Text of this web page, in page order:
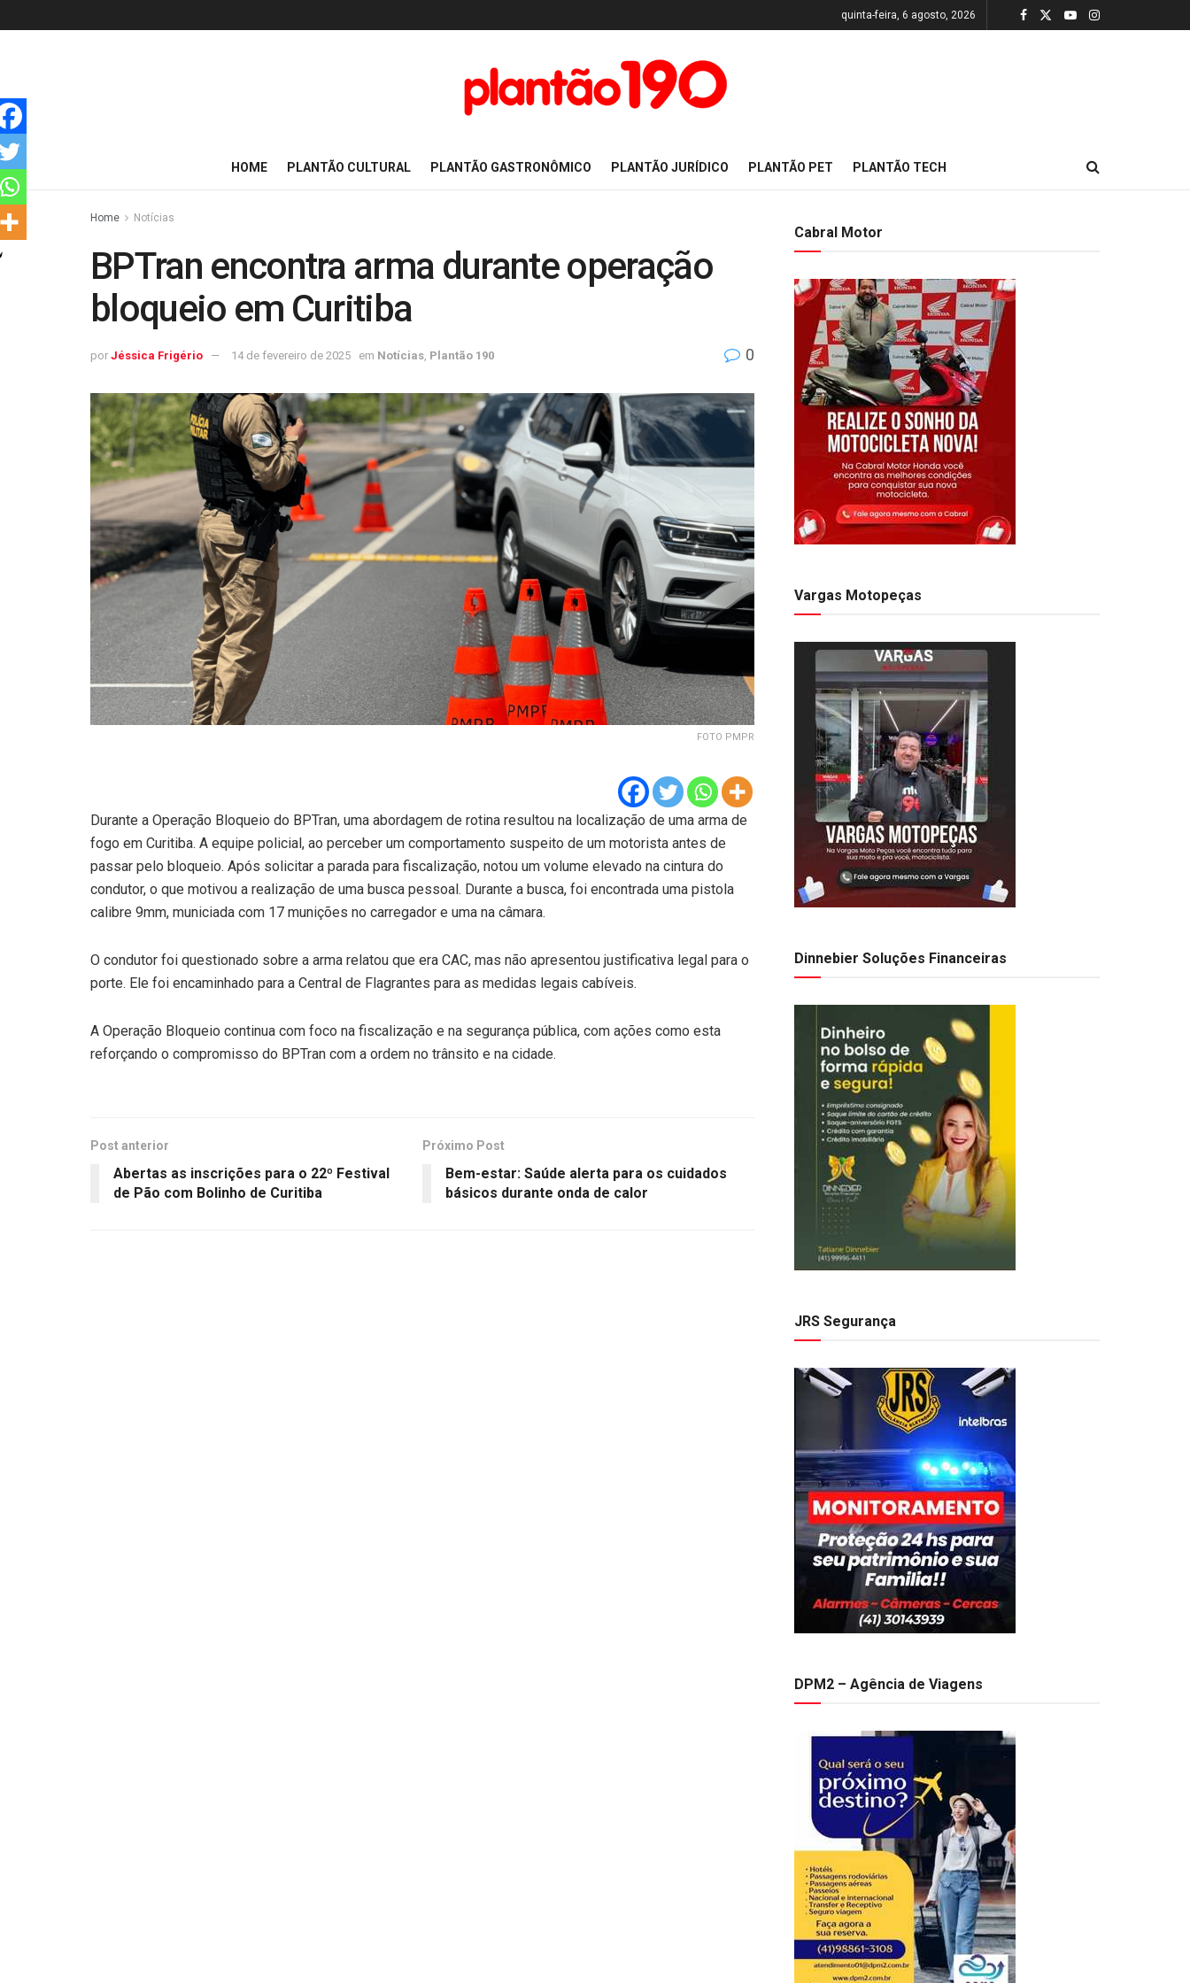
quinta-feira, 6 agosto, 2026
HOME PLANTÃO CULTURAL PLANTÃO GASTRONÔMICO PLANTÃO JURÍDICO PLANTÃO PET PLANTÃO TECH
Home Notícias
BPTran encontra arma durante operação
bloqueio em Curitiba
por Jéssica Frigério 14 de fevereiro de 2025 em Notícias Plantão 190 0
FOTO PMPR
Durante a Operação Bloqueio do BPTran, uma abordagem de rotina resultou na localização de uma arma de
fogo em Curitiba. A equipe policial, ao perceber um comportamento suspeito de um motorista antes de
passar pelo bloqueio. Após solicitar a parada para fiscalização, notou um volume elevado na cintura do
condutor, o que motivou a realização de uma busca pessoal. Durante a busca, foi encontrada uma pistola
calibre 9mm, municiada com 17 munições no carregador e uma na câmara.
O condutor foi questionado sobre a arma relatou que era CAC, mas não apresentou justificativa legal para o
porte. Ele foi encaminhado para a Central de Flagrantes para as medidas legais cabíveis.
A Operação Bloqueio continua com foco na fiscalização e na segurança pública, com ações como esta
reforçando o compromisso do BPTran com a ordem no trânsito e na cidade.
Post anterior
Abertas as inscrições para o 22º Festival
de Pão com Bolinho de Curitiba
Próximo Post
Bem-estar: Saúde alerta para os cuidados
básicos durante onda de calor
Cabral Motor
Vargas Motopeças
Dinnebier Soluções Financeiras
JRS Segurança
DPM2 – Agência de Viagens